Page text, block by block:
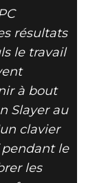
résultats
le travail
à bout
Slayer au
clavier
le
les